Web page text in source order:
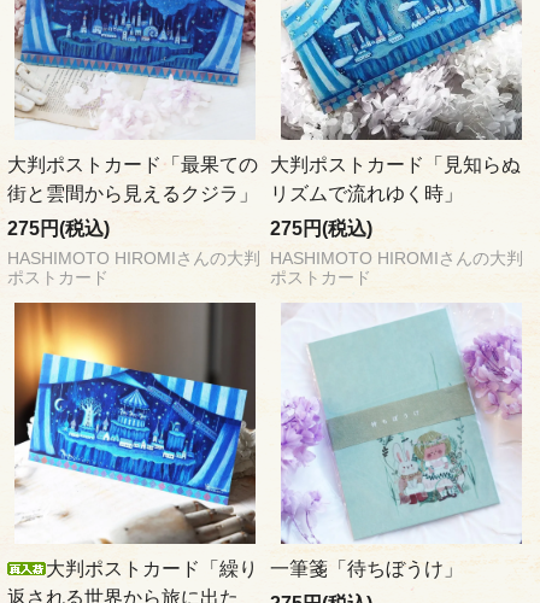
大判ポストカード「最果ての
街と雲間から見えるクジラ」
275円(税込)
HASHIMOTO HIROMIさんの大判
ポストカード
大判ポストカード「見知らぬ
リズムで流れゆく時」
275円(税込)
HASHIMOTO HIROMIさんの大判
ポストカード
大判ポストカード「繰り
返される世界から旅に出た
一筆箋「待ちぼうけ」